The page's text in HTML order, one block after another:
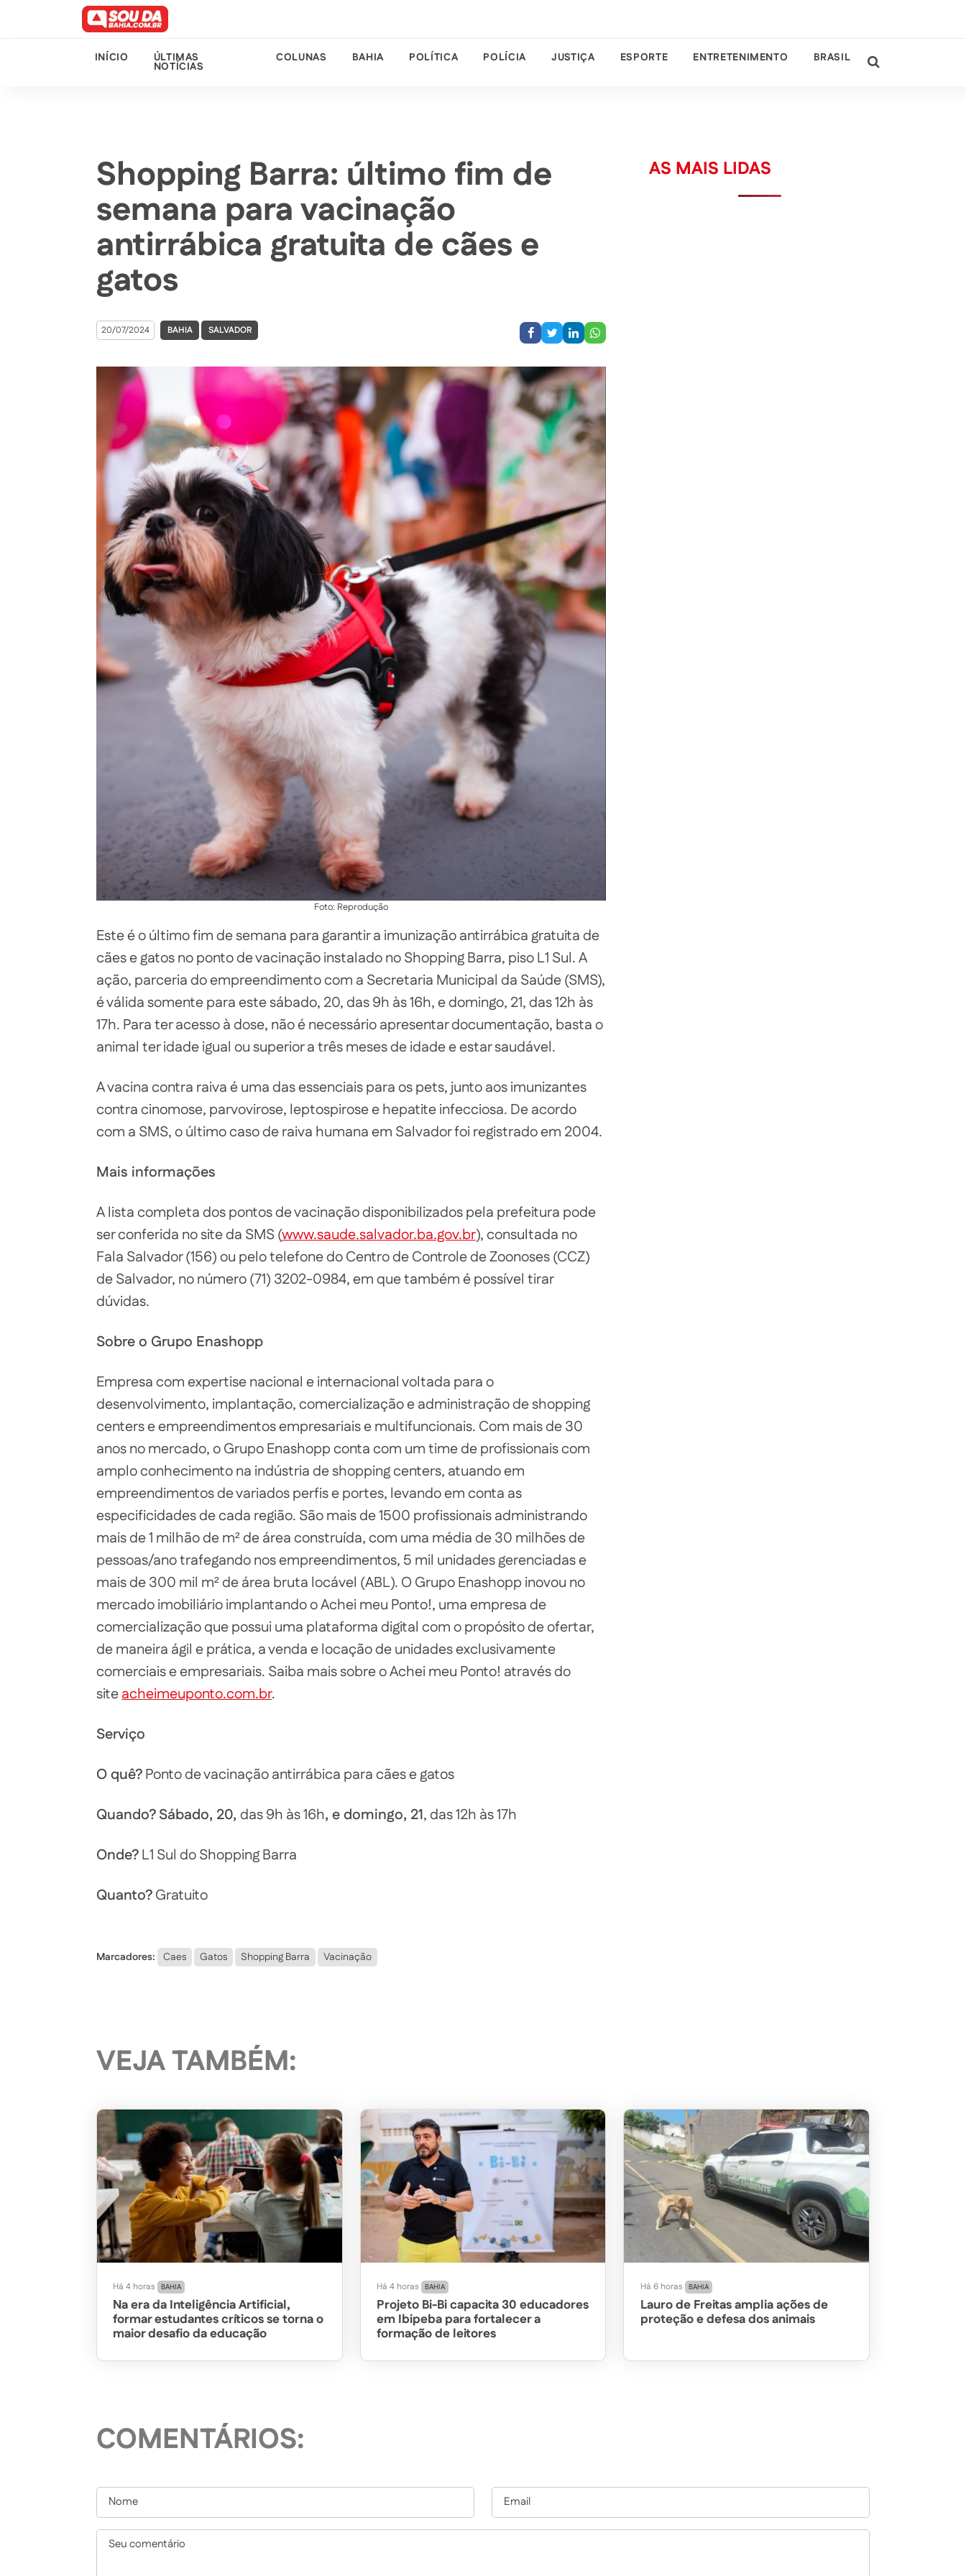
INÍCIO ÚLTIMAS
NOTÍCIAS
COLUNAS BAHIA POLÍTICA POLÍCIA JUSTIÇA ESPORTE ENTRETENIMENTO BRASIL
Shopping Barra: último fim de
semana para vacinação
antirrábica gratuita de cães e
gatos
20/07/2024 BAHIA SALVADOR
Foto: Reprodução
Este é o último fim de semana para garantir a imunização antirrábica gratuita de
cães e gatos no ponto de vacinação instalado no Shopping Barra, piso L1 Sul. A
ação, parceria do empreendimento com a Secretaria Municipal da Saúde (SMS),
é válida somente para este sábado, 20, das 9h às 16h, e domingo, 21, das 12h às
17h. Para ter acesso à dose, não é necessário apresentar documentação, basta o
animal ter idade igual ou superior a três meses de idade e estar saudável.
A vacina contra raiva é uma das essenciais para os pets, junto aos imunizantes
contra cinomose, parvovirose, leptospirose e hepatite infecciosa. De acordo
com a SMS, o último caso de raiva humana em Salvador foi registrado em 2004.
Mais informações
A lista completa dos pontos de vacinação disponibilizados pela prefeitura pode
ser conferida no site da SMS (www.saude.salvador.ba.gov.br), consultada no
Fala Salvador (156) ou pelo telefone do Centro de Controle de Zoonoses (CCZ)
de Salvador, no número (71) 3202-0984, em que também é possível tirar
dúvidas.
Sobre o Grupo Enashopp
Empresa com expertise nacional e internacional voltada para o
desenvolvimento, implantação, comercialização e administração de shopping
centers e empreendimentos empresariais e multifuncionais. Com mais de 30
anos no mercado, o Grupo Enashopp conta com um time de profissionais com
amplo conhecimento na indústria de shopping centers, atuando em
empreendimentos de variados perfis e portes, levando em conta as
especificidades de cada região. São mais de 1500 profissionais administrando
mais de 1 milhão de m² de área construída, com uma média de 30 milhões de
pessoas/ano trafegando nos empreendimentos, 5 mil unidades gerenciadas e
mais de 300 mil m² de área bruta locável (ABL). O Grupo Enashopp inovou no
mercado imobiliário implantando o Achei meu Ponto!, uma empresa de
comercialização que possui uma plataforma digital com o propósito de ofertar,
de maneira ágil e prática, a venda e locação de unidades exclusivamente
comerciais e empresariais. Saiba mais sobre o Achei meu Ponto! através do
siteacheimeuponto.com.br.
Serviço
O quê?Ponto de vacinação antirrábica para cães e gatos
Quando?Sábado, 20, das 9h às 16h, e domingo, 21, das 12h às 17h
Onde?L1 Sul do Shopping Barra
Quanto?Gratuito
Marcadores: Caes Gatos Shopping Barra Vacinação
AS MAIS LIDAS
VEJA TAMBÉM:
Há 4 horas BAHIA
Na era da Inteligência Artificial,
formar estudantes críticos se torna o
maior desafio da educação
Há 4 horas BAHIA
Projeto Bi-Bi capacita 30 educadores
em Ibipeba para fortalecer a
formação de leitores
Há 6 horas BAHIA
Lauro de Freitas amplia ações de
proteção e defesa dos animais
COMENTÁRIOS: